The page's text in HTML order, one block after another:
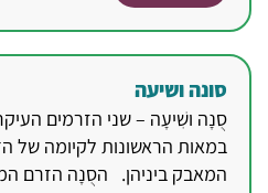
סונה ושיעה
סֻנָה ושִׁיעָה – שני הזרמים
במאות הראשונות לקיומה של
המאבק ביניהן. הסֻנָה הזרם